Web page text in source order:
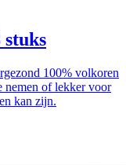
stuks
100% volkoren
nemen of lekker voor
kan zijn.